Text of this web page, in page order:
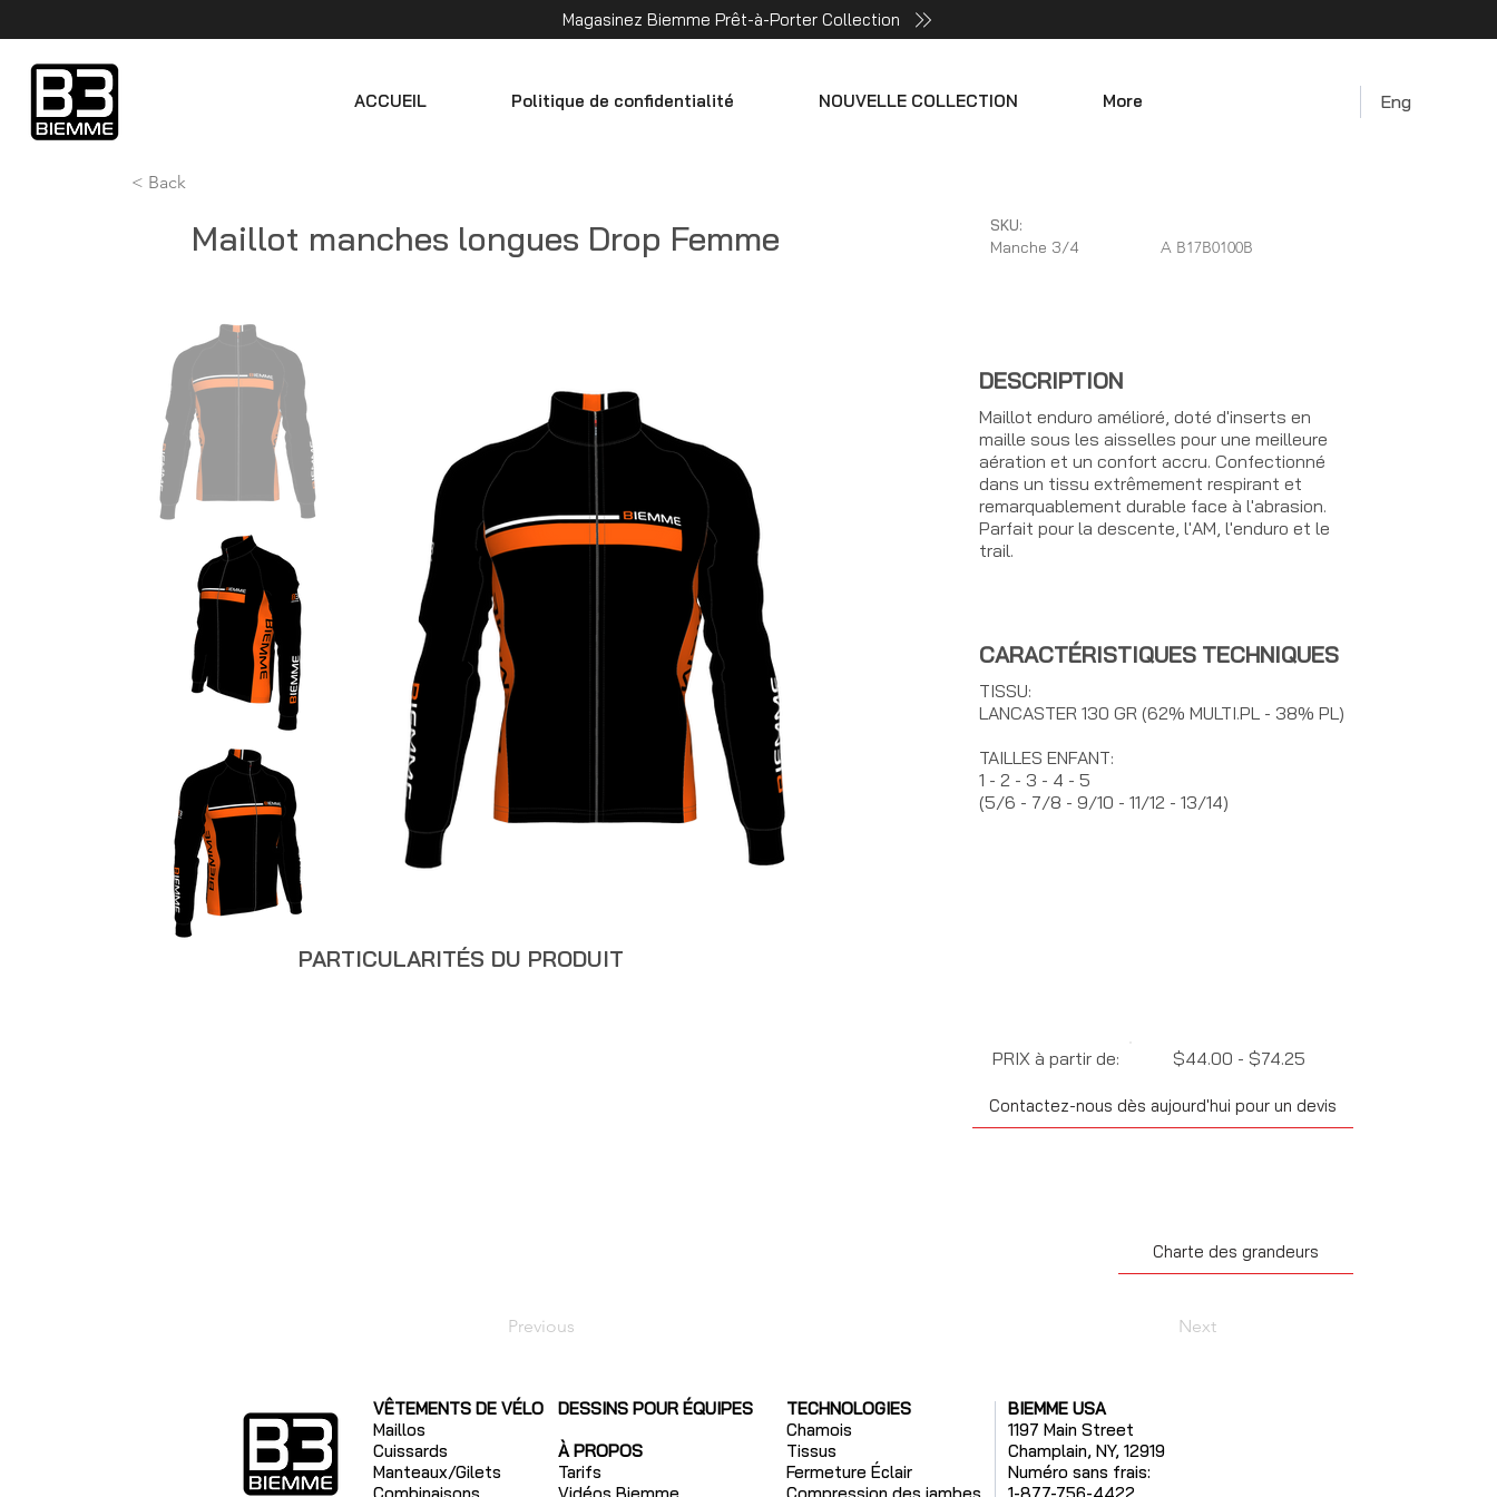
Magasinez Biemme Prêt-à-Porter Collection
ACCUEIL Politique de confidentialité NOUVELLE COLLECTION More Eng
< Back
Maillot manches longues Drop Femme
PARTICULARITÉS DU PRODUIT
SKU:
Manche 3/4 A B17B0100B
DESCRIPTION
Maillot enduro amélioré, doté d'inserts en
maille sous les aisselles pour une meilleure
aération et un confort accru. Confectionné
dans un tissu extrêmement respirant et
remarquablement durable face à l'abrasion.
Parfait pour la descente, l'AM, l'enduro et le
trail.
CARACTÉRISTIQUES TECHNIQUES
TISSU:
LANCASTER 130 GR (62% MULTI.PL - 38% PL)
TAILLES ENFANT:
1 - 2 - 3 - 4 - 5
(5/6 - 7/8 - 9/10 - 11/12 - 13/14)
PRIX à partir de: $44.00 - $74.25
Contactez-nous dès aujourd'hui pour un devis
Charte des grandeurs
Previous Next
VÊTEMENTS DE VÉLO
Maillos
Cuissards
Manteaux/Gilets
DESSINS POUR ÉQUIPES
À PROPOS
Tarifs
TECHNOLOGIES
Chamois
Tissus
Fermeture Éclair
BIEMME USA
1197 Main Street
Champlain, NY, 12919
Numéro sans frais: